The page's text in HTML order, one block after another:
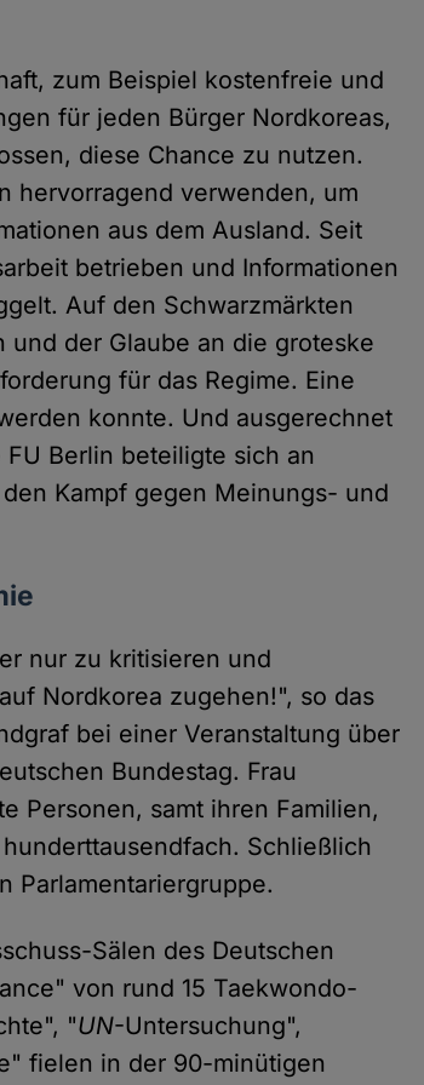
zum Beispiel kostenfreie und
für jeden Bürger Nordkoreas,
diese Chance zu nutzen.
hervorragend verwenden, um
aus dem Ausland. Seit
betrieben und Informationen
Auf den Schwarzmärkten
der Glaube an die groteske
für das Regime. Eine
konnte. Und ausgerechnet
Berlin beteiligte sich an
Kampf gegen Meinungs- und
nur zu kritisieren und
Nordkorea zugehen!", so das
bei einer Veranstaltung über
Bundestag. Frau
Personen, samt ihren Familien,
Schließlich
Parlamentariergruppe.
Sälen des Deutschen
von rund 15 Taekwondo-
"UN-Untersuchung",
fielen in der 90-minütigen